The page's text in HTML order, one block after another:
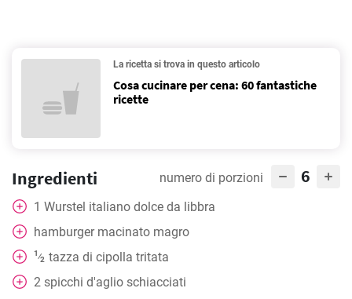
La ricetta si trova in questo articolo
Cosa cucinare per cena: 60 fantastiche
ricette
Ingredienti numero di porzioni 6
1 Wurstel italiano dolce da libbra
hamburger macinato magro
1⁄2 tazza di cipolla tritata
2 spicchi d'aglio schiacciati